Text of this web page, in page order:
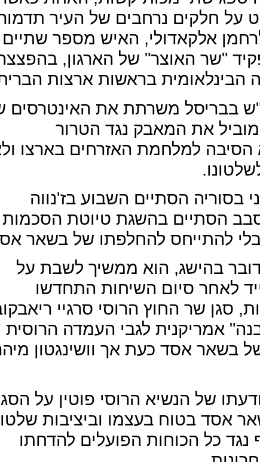
על חלקים נרחבים של העיר
אלקאדולי, האיש מספר שתיים
"שר האוצר" של הארגון,
הבינלאומית בראשות ארצות
בבריסל משרתת את האינטרסים
מוביל את המאבק נגד הטרור
הסיבה למלחמת האזרחים בארצו
הסתיים השבוע בז'נווה
הסתיים בהשגת טיוטת הסכמות
בהישג, הוא ממשיך לשבת על
לאחר סיום השיחות התחדשו
סגן שר החוץ הרוסי סרגיי
אמריקנית לגבי העמדה הרוסית
בשאר אסד כעת אך וושינגטון
של הנשיא הרוסי פוטין על
אסד בטוח בעצמו וביציבות
נגד כל הכוחות הפועלים להדחתו